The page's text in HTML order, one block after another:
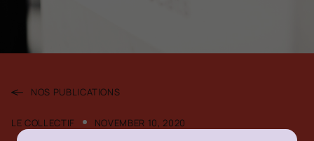
NOS PUBLICATIONS
LE COLLECTIF NOVEMBER 10, 2020